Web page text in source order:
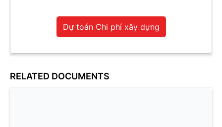
Dự toán Chi phí xây dựng
RELATED DOCUMENTS